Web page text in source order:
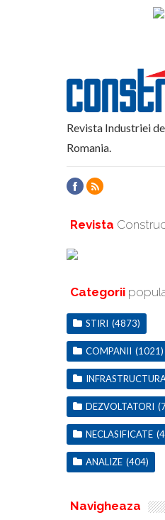
Revista Industriei
Romania.
Revista
Categorii
STIRI (4873)
COMPANII (1021)
DEZVOLTATORI
NECLASIFICATE
ANALIZE (404)
Navigheaza